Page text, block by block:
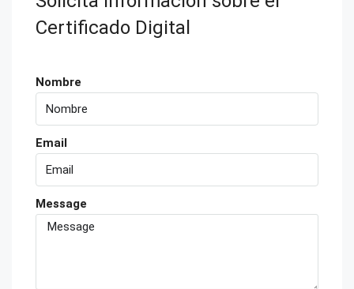
Certificado Digital
Nombre
Email
Message